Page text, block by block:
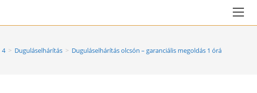
4 > Duguláselhárítás > Duguláselhárítás olcsón – garanciális megoldás 1 órán belül